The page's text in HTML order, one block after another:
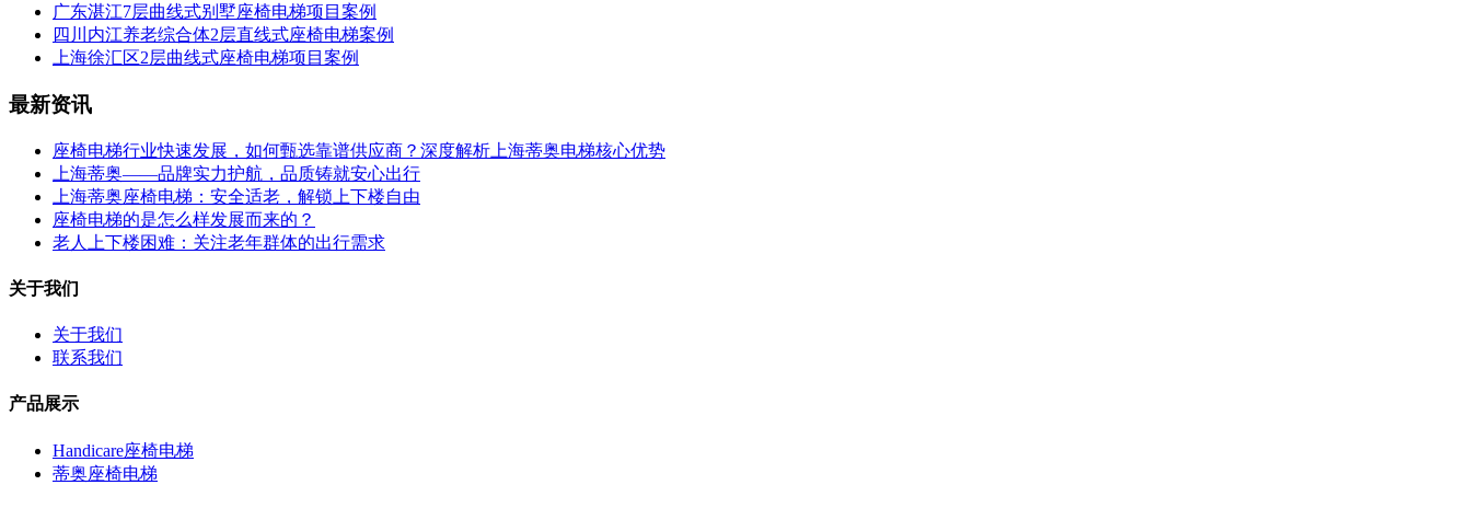
广东湛江7层曲线式别墅座椅电梯项目案例
四川内江养老综合体2层直线式座椅电梯案例
上海徐汇区2层曲线式座椅电梯项目案例
最新资讯
座椅电梯行业快速发展，如何甄选靠谱供应商？深度解析上海蒂奥电梯核心优势
上海蒂奥——品牌实力护航，品质铸就安心出行
上海蒂奥座椅电梯：安全适老，解锁上下楼自由
座椅电梯的是怎么样发展而来的？
老人上下楼困难：关注老年群体的出行需求
关于我们
关于我们
联系我们
产品展示
Handicare座椅电梯
蒂奥座椅电梯